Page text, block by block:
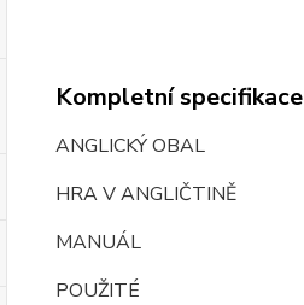
Kompletní specifikace
ANGLICKÝ OBAL
HRA V ANGLIČTINĚ
MANUÁL
POUŽITÉ